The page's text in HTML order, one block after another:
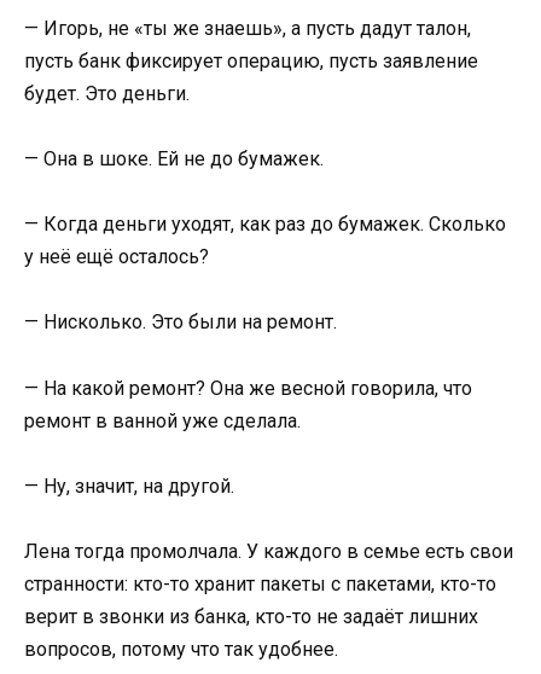
— Игорь, не «ты же знаешь», а пусть дадут талон,
пусть банк фиксирует операцию, пусть заявление
будет. Это деньги.
— Она в шоке. Ей не до бумажек.
— Когда деньги уходят, как раз до бумажек. Сколько
у неё ещё осталось?
— Нисколько. Это были на ремонт.
— На какой ремонт? Она же весной говорила, что
ремонт в ванной уже сделала.
— Ну, значит, на другой.
Лена тогда промолчала. У каждого в семье есть свои
странности: кто-то хранит пакеты с пакетами, кто-то
верит в звонки из банка, кто-то не задаёт лишних
вопросов, потому что так удобнее.